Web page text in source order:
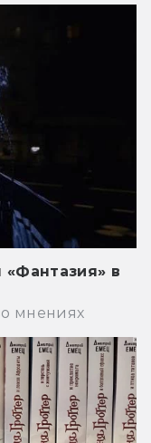
в
мнениях